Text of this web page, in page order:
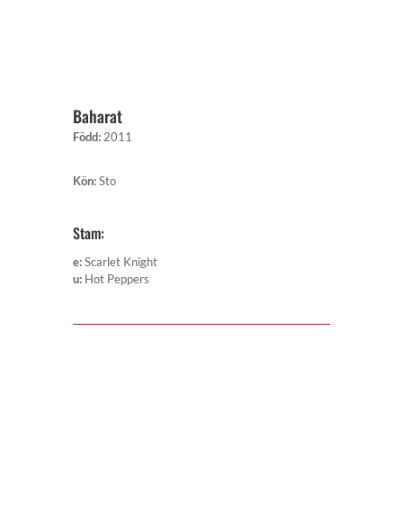
Baharat
Född: 2011
Kön:Sto
Stam:
e:Scarlet Knight
u: Hot Peppers